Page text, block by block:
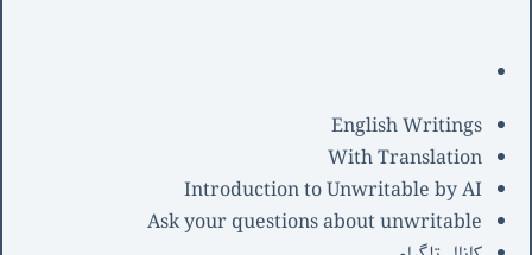
English Writings
With Translation
Introduction to Unwritable by AI
Ask your questions about unwritable